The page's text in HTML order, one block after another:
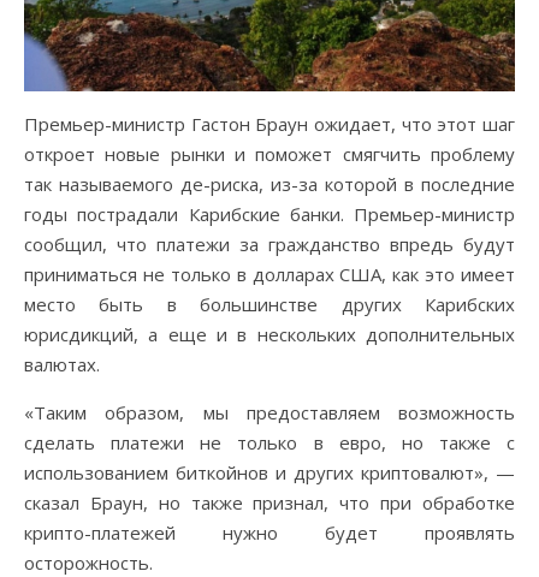
Премьер-министр Гастон Браун ожидает, что этот шаг
откроет новые рынки и поможет смягчить проблему
так называемого де-риска, из-за которой в последние
годы пострадали Карибские банки. Премьер-министр
сообщил, что платежи за гражданство впредь будут
приниматься не только в долларах США, как это имеет
место быть в большинстве других Карибских
юрисдикций, а еще и в нескольких дополнительных
валютах.
«Таким образом, мы предоставляем возможность
сделать платежи не только в евро, но также с
использованием биткойнов и других криптовалют», —
сказал Браун, но также признал, что при обработке
крипто-платежей нужно будет проявлять
осторожность.